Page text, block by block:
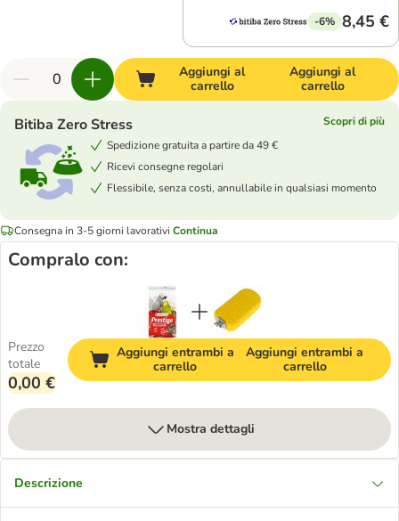
-6% 8,45 €
Aggiungi al
carrello
Aggiungi al
carrello
Bitiba Zero Stress
Scopri di più
Spedizione gratuita a partire da 49 €
Ricevi consegne regolari
Flessibile, senza costi, annullabile in qualsiasi momento
Consegna in 3-5 giorni lavorativi Continua
Compralo con:
Prezzo
totale
0,00 €
Aggiungi entrambi a
carrello
Aggiungi entrambi a
carrello
Mostra dettagli
Descrizione